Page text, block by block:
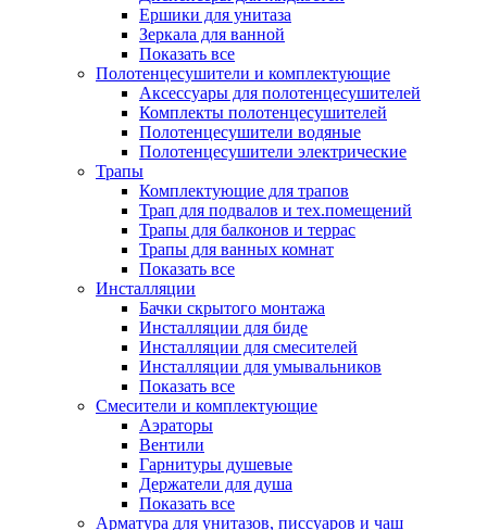
Ершики для унитаза
Зеркала для ванной
Показать все
Полотенцесушители и комплектующие
Аксессуары для полотенцесушителей
Комплекты полотенцесушителей
Полотенцесушители водяные
Полотенцесушители электрические
Трапы
Комплектующие для трапов
Трап для подвалов и тех.помещений
Трапы для балконов и террас
Трапы для ванных комнат
Показать все
Инсталляции
Бачки скрытого монтажа
Инсталляции для биде
Инсталляции для смесителей
Инсталляции для умывальников
Показать все
Смесители и комплектующие
Аэраторы
Вентили
Гарнитуры душевые
Держатели для душа
Показать все
Арматура для унитазов, писсуаров и чаш